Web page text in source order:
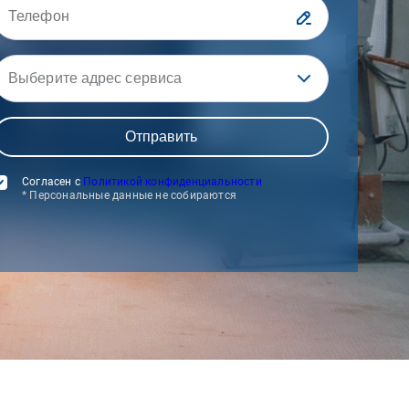
Выберите адрес сервиса
Согласен с Политикой конфиденциальности
* Персональные данные не собираются